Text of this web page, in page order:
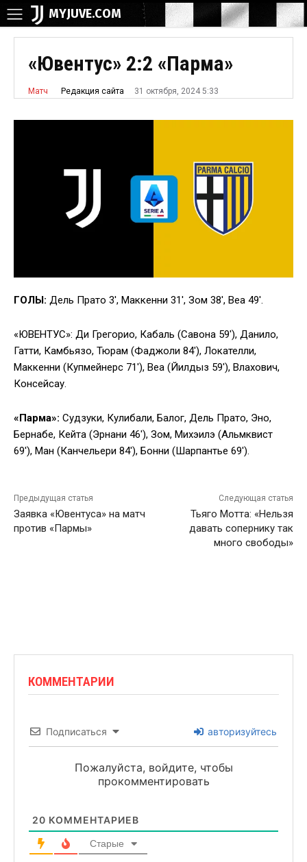
MYJUVE.COM
«Ювентус» 2:2 «Парма»
Матч Редакция сайта 31 октября, 2024 5:33
ГОЛЫ: Дель Прато 3′, Маккенни 31′, Зом 38′, Веа 49′.
«ЮВЕНТУС»: Ди Грегорио, Кабаль (Савона 59′), Данило,
Гатти, Камбьязо, Тюрам (Фаджоли 84′), Локателли,
Маккенни (Купмейнерс 71′), Веа (Йилдыз 59′), Влахович,
Консейсау.
«Парма»: Судзуки, Кулибали, Балог, Дель Прато, Эно,
Бернабе, Кейта (Эрнани 46′), Зом, Михэилэ (Альмквист
69′), Ман (Канчельери 84′), Бонни (Шарпантье 69′).
Предыдущая статья
Заявка «Ювентуса» на матч
против «Пармы»
Следующая статья
Тьяго Мотта: «Нельзя
давать сопернику так
много свободы»
КОММЕНТАРИИ
Подписаться авторизуйтесь
Пожалуйста, войдите, чтобы
прокомментировать
20 КОММЕНТАРИЕВ
Старые